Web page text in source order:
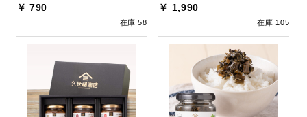
￥ 790
在庫 58
￥ 1,990
在庫 105